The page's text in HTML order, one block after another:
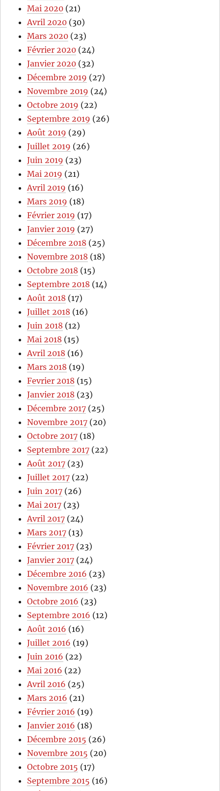
Mai 2020 (21)
Avril 2020 (30)
Mars 2020 (23)
Février 2020 (24)
Janvier 2020 (32)
Décembre 2019 (27)
Novembre 2019 (24)
Octobre 2019 (22)
Septembre 2019 (26)
Août 2019 (29)
Juillet 2019 (26)
Juin 2019 (23)
Mai 2019 (21)
Avril 2019 (16)
Mars 2019 (18)
Février 2019 (17)
Janvier 2019 (27)
Décembre 2018 (25)
Novembre 2018 (18)
Octobre 2018 (15)
Septembre 2018 (14)
Août 2018 (17)
Juillet 2018 (16)
Juin 2018 (12)
Mai 2018 (15)
Avril 2018 (16)
Mars 2018 (19)
Fevrier 2018 (15)
Janvier 2018 (23)
Décembre 2017 (25)
Novembre 2017 (20)
Octobre 2017 (18)
Septembre 2017 (22)
Août 2017 (23)
Juillet 2017 (22)
Juin 2017 (26)
Mai 2017 (23)
Avril 2017 (24)
Mars 2017 (13)
Février 2017 (23)
Janvier 2017 (24)
Décembre 2016 (23)
Novembre 2016 (23)
Octobre 2016 (23)
Septembre 2016 (12)
Août 2016 (16)
Juillet 2016 (19)
Juin 2016 (22)
Mai 2016 (22)
Avril 2016 (25)
Mars 2016 (21)
Février 2016 (19)
Janvier 2016 (18)
Décembre 2015 (26)
Novembre 2015 (20)
Octobre 2015 (17)
Septembre 2015 (16)